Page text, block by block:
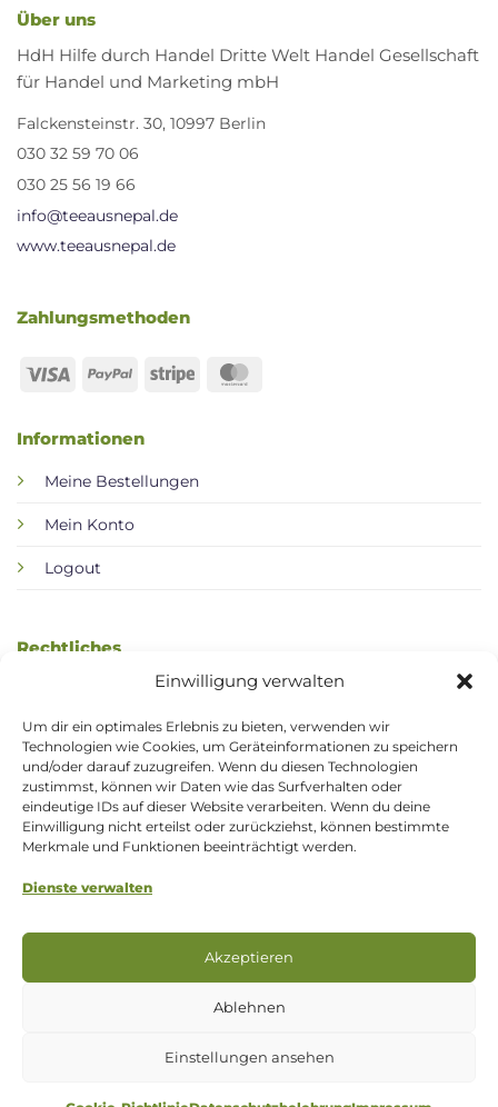
Einwilligung verwalten
Um dir ein optimales Erlebnis zu bieten, verwenden wir
Technologien wie Cookies, um Geräteinformationen zu speichern
und/oder darauf zuzugreifen. Wenn du diesen Technologien
zustimmst, können wir Daten wie das Surfverhalten oder
eindeutige IDs auf dieser Website verarbeiten. Wenn du deine
Einwilligung nicht erteilst oder zurückziehst, können bestimmte
Merkmale und Funktionen beeinträchtigt werden.
Dienste verwalten
Akzeptieren
Ablehnen
Einstellungen ansehen
Über uns
HdH Hilfe durch Handel Dritte Welt Handel Gesellschaft
für Handel und Marketing mbH
Falckensteinstr. 30, 10997 Berlin
030 32 59 70 06
030 25 56 19 66
info@teeausnepal.de
www.teeausnepal.de
Informationen
Meine Bestellungen
Mein Konto
Logout
Rechtliches
AGB / Kundeninformation
Datenschutzerklärung
Widerrufsbelehrung
Zahlung & Versand
Zahlungsmethoden
Visa PayPal Stripe